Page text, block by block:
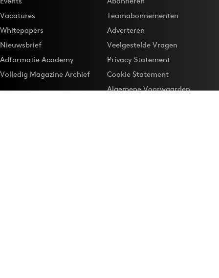
Vacatures
Whitepapers
Nieuwsbrief
Adformatie Academy
Volledig Magazine Archief
Teamabonnementen
Adverteren
Veelgestelde Vragen
Privacy Statement
Cookie Statement
Algemene Voorwaarden